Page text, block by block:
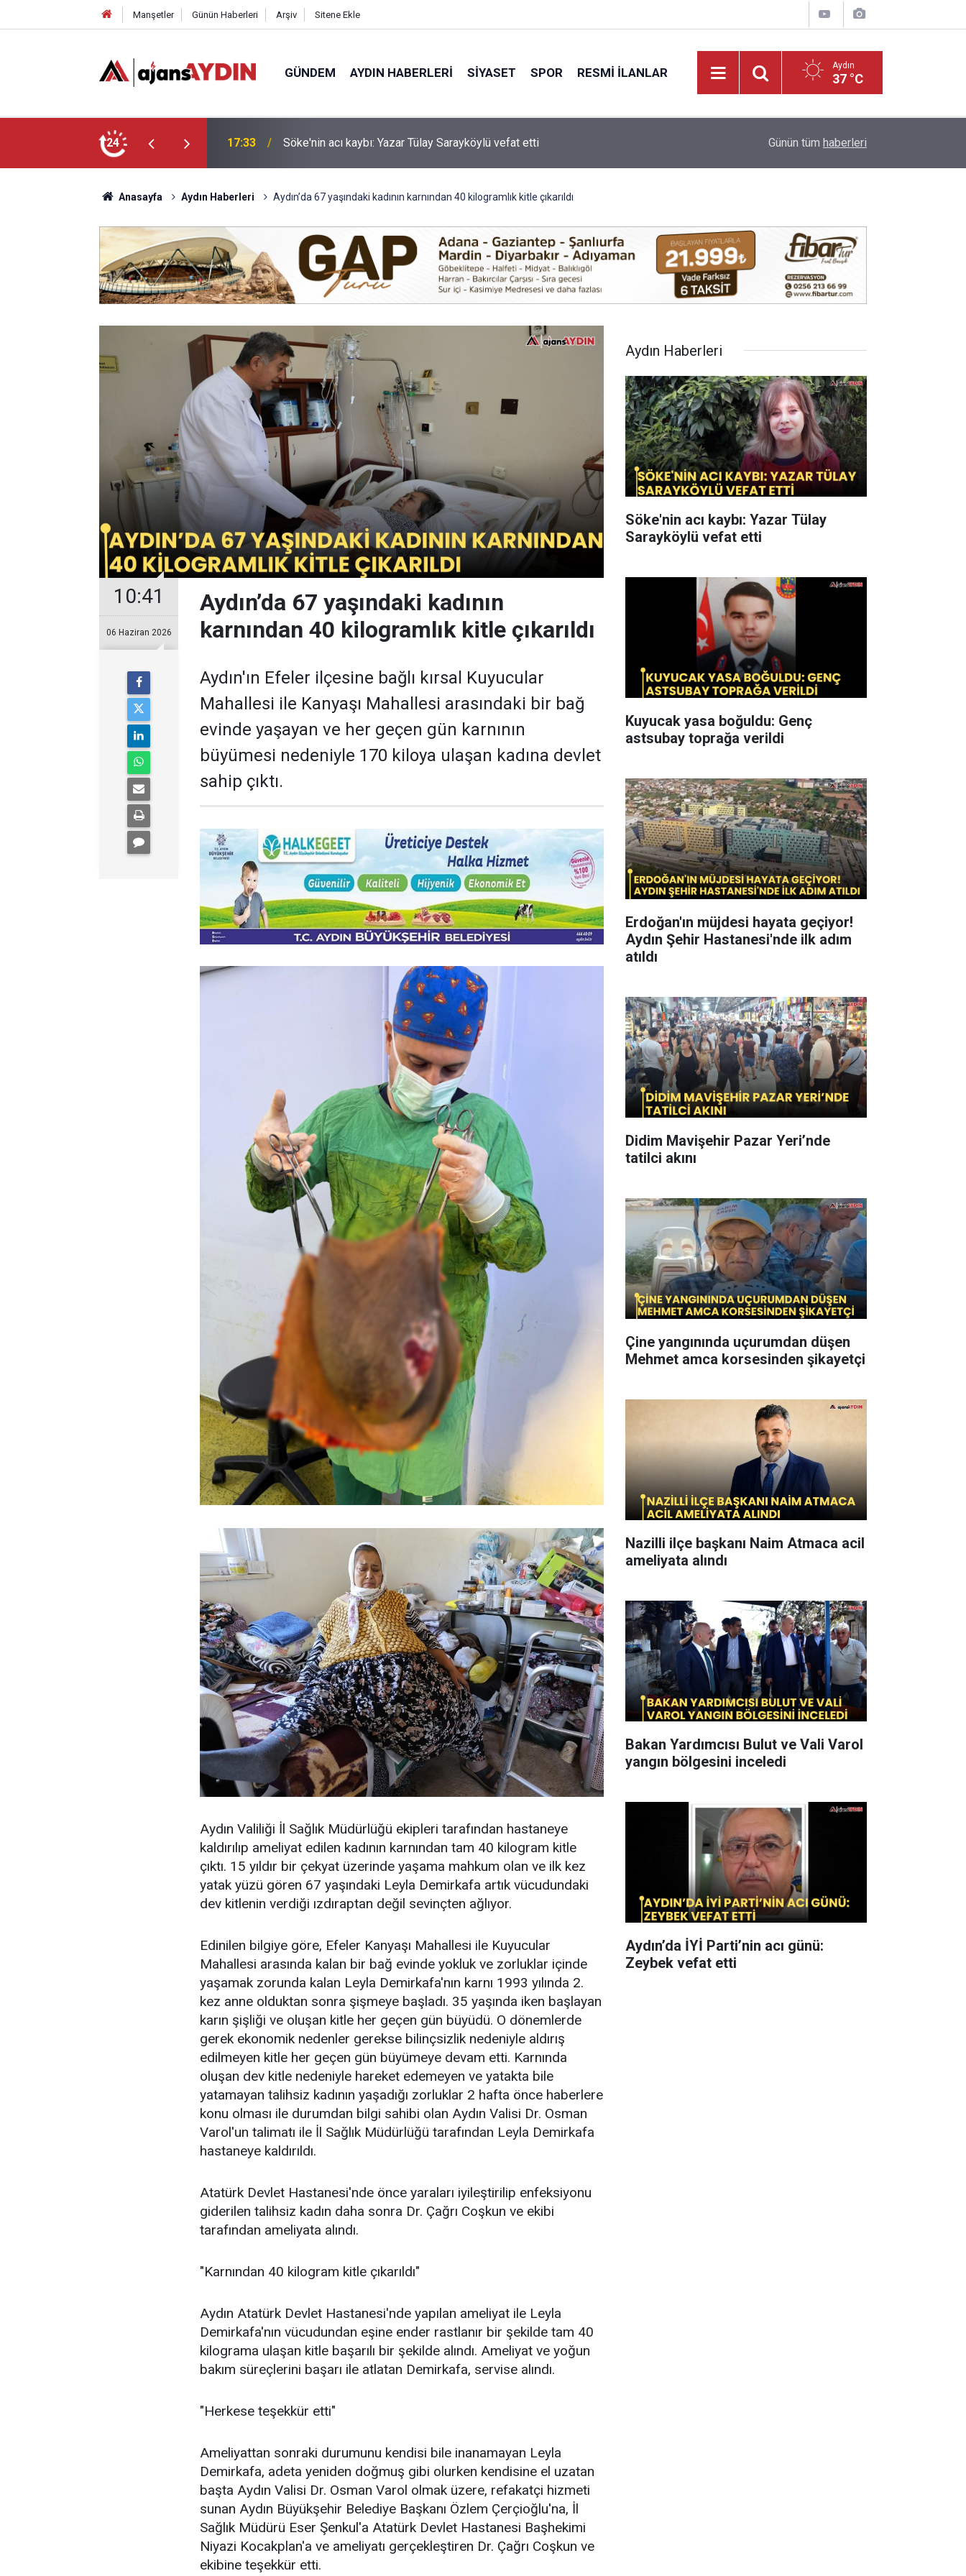
Manşetler Günün Haberleri Arşiv Sitene Ekle
GÜNDEM AYDIN HABERLERI SIYASET SPOR RESMI İLANLAR Aydın
37 °C
24 17:23 Nazilli'de motosiklet kazası: 16 yaşındaki Mustafa vefat etti Kuyucak'ta 5 dekar kestanelik yandı
Günün tüm haberleri
Anasayfa Aydın Haberleri Aydın’da 67 yaşındaki kadının karnından 40 kilogramlık kitle çıkarıldı
10:41
06 Haziran 2026
Aydın’da 67 yaşındaki kadının
karnından 40 kilogramlık kitle çıkarıldı
Aydın'ın Efeler ilçesine bağlı kırsal Kuyucular
Mahallesi ile Kanyaşı Mahallesi arasındaki bir bağ
evinde yaşayan ve her geçen gün karnının
büyümesi nedeniyle 170 kiloya ulaşan kadına devlet
sahip çıktı.
Aydın Valiliği İl Sağlık Müdürlüğü ekipleri tarafından hastaneye
kaldırılıp ameliyat edilen kadının karnından tam 40 kilogram kitle
çıktı. 15 yıldır bir çekyat üzerinde yaşama mahkum olan ve ilk kez
yatak yüzü gören 67 yaşındaki Leyla Demirkafa artık vücudundaki
dev kitlenin verdiği ızdıraptan değil sevinçten ağlıyor.
Edinilen bilgiye göre, Efeler Kanyaşı Mahallesi ile Kuyucular
Mahallesi arasında kalan bir bağ evinde yokluk ve zorluklar içinde
yaşamak zorunda kalan Leyla Demirkafa'nın karnı 1993 yılında 2.
kez anne olduktan sonra şişmeye başladı. 35 yaşında iken başlayan
karın şişliği ve oluşan kitle her geçen gün büyüdü. O dönemlerde
gerek ekonomik nedenler gerekse bilinçsizlik nedeniyle aldırış
edilmeyen kitle her geçen gün büyümeye devam etti. Karnında
oluşan dev kitle nedeniyle hareket edemeyen ve yatakta bile
yatamayan talihsiz kadının yaşadığı zorluklar 2 hafta önce haberlere
konu olması ile durumdan bilgi sahibi olan Aydın Valisi Dr. Osman
Varol'un talimatı ile İl Sağlık Müdürlüğü tarafından Leyla Demirkafa
hastaneye kaldırıldı.
Atatürk Devlet Hastanesi'nde önce yaraları iyileştirilip enfeksiyonu
giderilen talihsiz kadın daha sonra Dr. Çağrı Coşkun ve ekibi
tarafından ameliyata alındı.
"Karnından 40 kilogram kitle çıkarıldı"
Aydın Atatürk Devlet Hastanesi'nde yapılan ameliyat ile Leyla
Demirkafa'nın vücudundan eşine ender rastlanır bir şekilde tam 40
kilograma ulaşan kitle başarılı bir şekilde alındı. Ameliyat ve yoğun
bakım süreçlerini başarı ile atlatan Demirkafa, servise alındı.
"Herkese teşekkür etti"
Ameliyattan sonraki durumunu kendisi bile inanamayan Leyla
Demirkafa, adeta yeniden doğmuş gibi olurken kendisine el uzatan
başta Aydın Valisi Dr. Osman Varol olmak üzere, refakatçi hizmeti
sunan Aydın Büyükşehir Belediye Başkanı Özlem Çerçioğlu'na, İl
Sağlık Müdürü Eser Şenkul'a Atatürk Devlet Hastanesi Başhekimi
Niyazi Kocakplan'a ve ameliyatı gerçekleştiren Dr. Çağrı Coşkun ve
ekibine teşekkür etti.
Aydın Haberleri
Söke'nin acı kaybı: Yazar Tülay
Sarayköylü vefat etti
Kuyucak yasa boğuldu: Genç
astsubay toprağa verildi
Erdoğan'ın müjdesi hayata geçiyor!
Aydın Şehir Hastanesi'nde ilk adım
atıldı
Didim Mavişehir Pazar Yeri’nde
tatilci akını
Çine yangınında uçurumdan düşen
Mehmet amca korsesinden şikayetçi
Nazilli ilçe başkanı Naim Atmaca acil
ameliyata alındı
Bakan Yardımcısı Bulut ve Vali Varol
yangın bölgesini inceledi
Aydın’da İYİ Parti’nin acı günü:
Zeybek vefat etti